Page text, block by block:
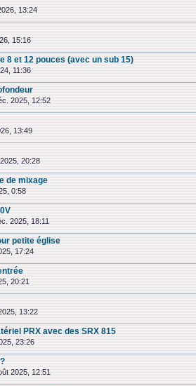
13:24
15:16
8 et 12 pouces (avec un sub 15)
11:36
2025, 12:52
13:49
20:28
de mixage
0:58
2025, 18:11
petite église
17:24
20:21
13:22
PRX avec des SRX 815
23:26
2025, 12:51